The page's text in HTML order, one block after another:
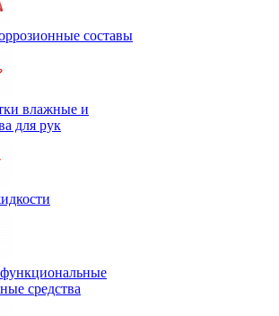
составы
влажные и
для рук
средства